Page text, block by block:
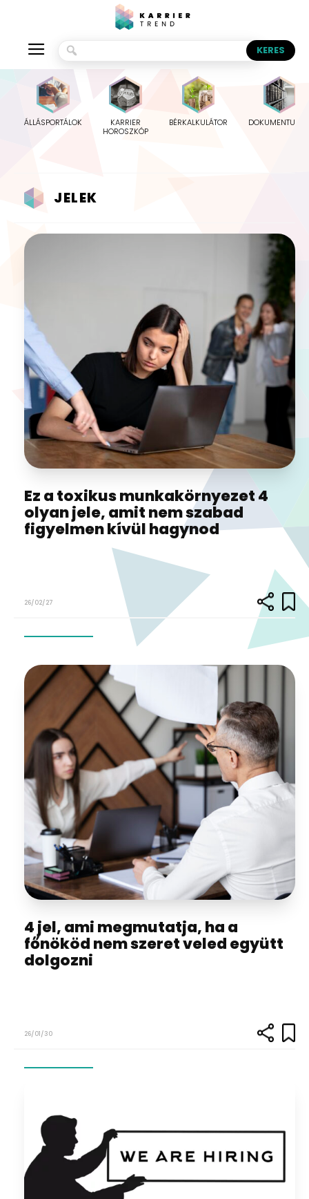
ÁLLÁSPORTÁLOK
KARRIER
HOROSZKÓP
BÉRKALKULÁTOR
JELEK
Ez a toxikus munkakörnyezet 4
olyan jele, amit nem szabad
figyelmen kívül hagynod
26/02/27
4 jel, ami megmutatja, ha a
főnököd nem szeret veled együtt
dolgozni
26/01/30